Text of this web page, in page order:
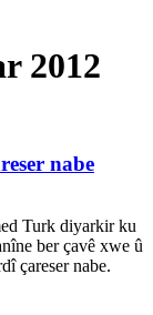
2012
nabe
Turk diyarkir ku
ber çavê xwe û
çareser nabe.